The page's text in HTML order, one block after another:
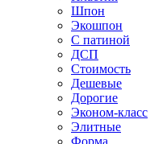
Шпон
Экошпон
С патиной
ДСП
Стоимость
Дешевые
Дорогие
Эконом-класс
Элитные
Форма